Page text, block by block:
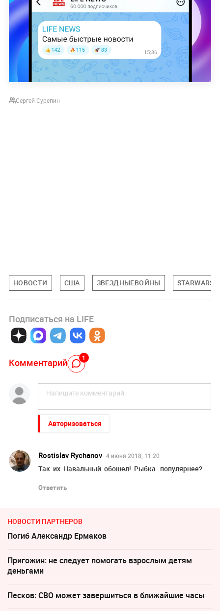
Сергей Сурепин
НОВОСТИ США ЗВЕЗДНЫЕВОЙНЫ STARWARS
Подписаться на LIFE
Комментарий 1
Авторизоваться
Rostislav Rychanov 4 июня 2018, 11:20
Так их Навальный обошел! Рыбка популярнее?
Ответить
НОВОСТИ ПАРТНЕРОВ
Погиб Александр Ермаков
Пригожин: не следует помогать взрослым детям
деньгами
Песков: СВО может завершиться в ближайшие часы